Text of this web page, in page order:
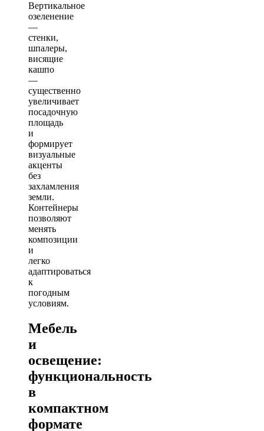
Вертикальное
озеленение
—
стенки,
шпалеры,
висящие
кашпо
—
существенно
увеличивает
посадочную
площадь
и
формирует
визуальные
акценты
без
захламления
земли.
Контейнеры
позволяют
менять
композиции
и
легко
адаптироваться
к
погодным
условиям.
Мебель
и
освещение:
функциональность
в
компактном
формате